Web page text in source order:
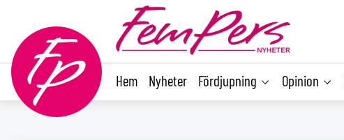
Hem Nyheter Fördjupning Opinion